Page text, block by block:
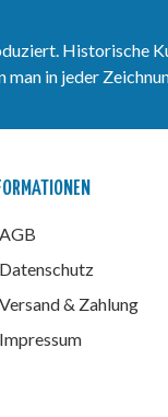
Historische
in jeder
AGB
Datenschutz
Versand & Zahlung
Impressum